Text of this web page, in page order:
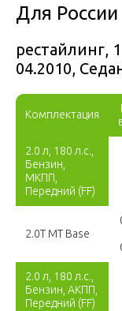
Для России
рестайлинг,
04.2010,
Комплектация
2.0 л, 180 л.с.,
Бензин,
МКПП,
Передний (FF)
2.0T MT Base
2.0 л, 180 л.с.,
Бензин, АКПП,
Передний (FF)